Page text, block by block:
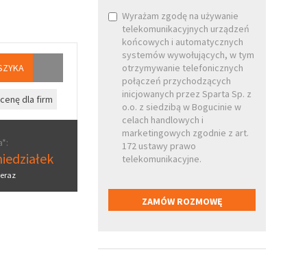
dla firm
Wyrażam zgodę na używanie
telekomunikacyjnych urządzeń
końcowych i automatycznych
systemów wywołujących, w tym
otrzymywanie telefonicznych
połączeń przychodzących
inicjowanych przez Sparta Sp. z
o.o. z siedzibą w Bogucinie w
celach handlowych i
marketingowych zgodnie z art.
172 ustawy prawo
telekomunikacyjne.